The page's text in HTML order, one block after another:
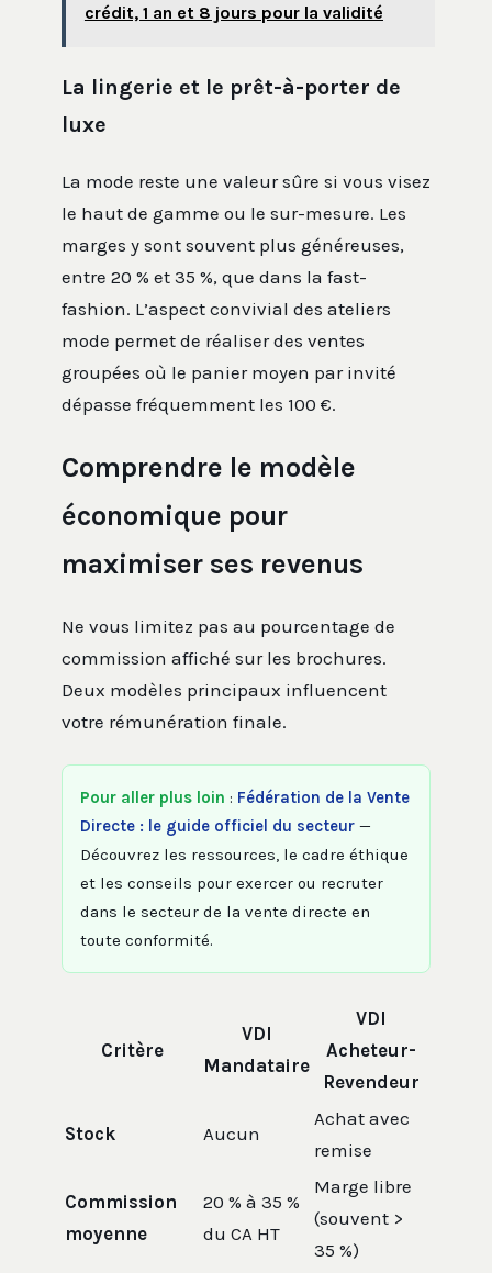
crédit, 1 an et 8 jours pour la validité
La lingerie et le prêt-à-porter de
luxe
La mode reste une valeur sûre si vous visez
le haut de gamme ou le sur-mesure. Les
marges y sont souvent plus généreuses,
entre 20 % et 35 %, que dans la fast-
fashion. L’aspect convivial des ateliers
mode permet de réaliser des ventes
groupées où le panier moyen par invité
dépasse fréquemment les 100 €.
Comprendre le modèle
économique pour
maximiser ses revenus
Ne vous limitez pas au pourcentage de
commission affiché sur les brochures.
Deux modèles principaux influencent
votre rémunération finale.
Pour aller plus loin : Fédération de la Vente
Directe : le guide officiel du secteur —
Découvrez les ressources, le cadre éthique
et les conseils pour exercer ou recruter
dans le secteur de la vente directe en
toute conformité.
Critère
VDI
Mandataire
VDI
Acheteur-
Revendeur
Stock Aucun
Achat avec
remise
Commission
moyenne
20 % à 35 %
du CA HT
Marge libre
(souvent >
35 %)